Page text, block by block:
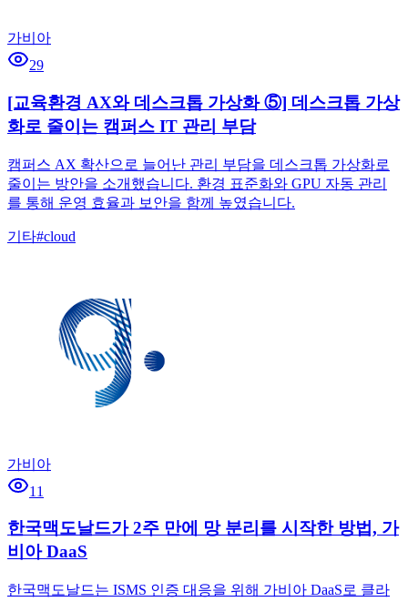
가비아
29
[교육환경 AX와 데스크톱 가상화 ⑤] 데스크톱 가상
화로 줄이는 캠퍼스 IT 관리 부담
캠퍼스 AX 확산으로 늘어난 관리 부담을 데스크톱 가상화로
줄이는 방안을 소개했습니다. 환경 표준화와 GPU 자동 관리
를 통해 운영 효율과 보안을 함께 높였습니다.
기타#cloud
가비아
11
한국맥도날드가 2주 만에 망 분리를 시작한 방법, 가
비아 DaaS
한국맥도날드는 ISMS 인증 대응을 위해 가비아 DaaS로 클라